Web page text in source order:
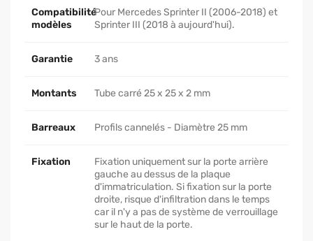
Compatibilité
modèles
Pour Mercedes Sprinter II (2006-2018) et
Sprinter III (2018 à aujourd'hui).
Garantie 3 ans
Montants Tube carré 25 x 25 x 2 mm
Barreaux Profils cannelés - Diamètre 25 mm
Fixation
Fixation uniquement sur la porte arrière
gauche au dessus de la plaque
d'immatriculation. Si fixation sur la porte
droite, risque d'infiltration dans le temps
car il n'y a pas de système de verrouillage
sur le haut de la porte.